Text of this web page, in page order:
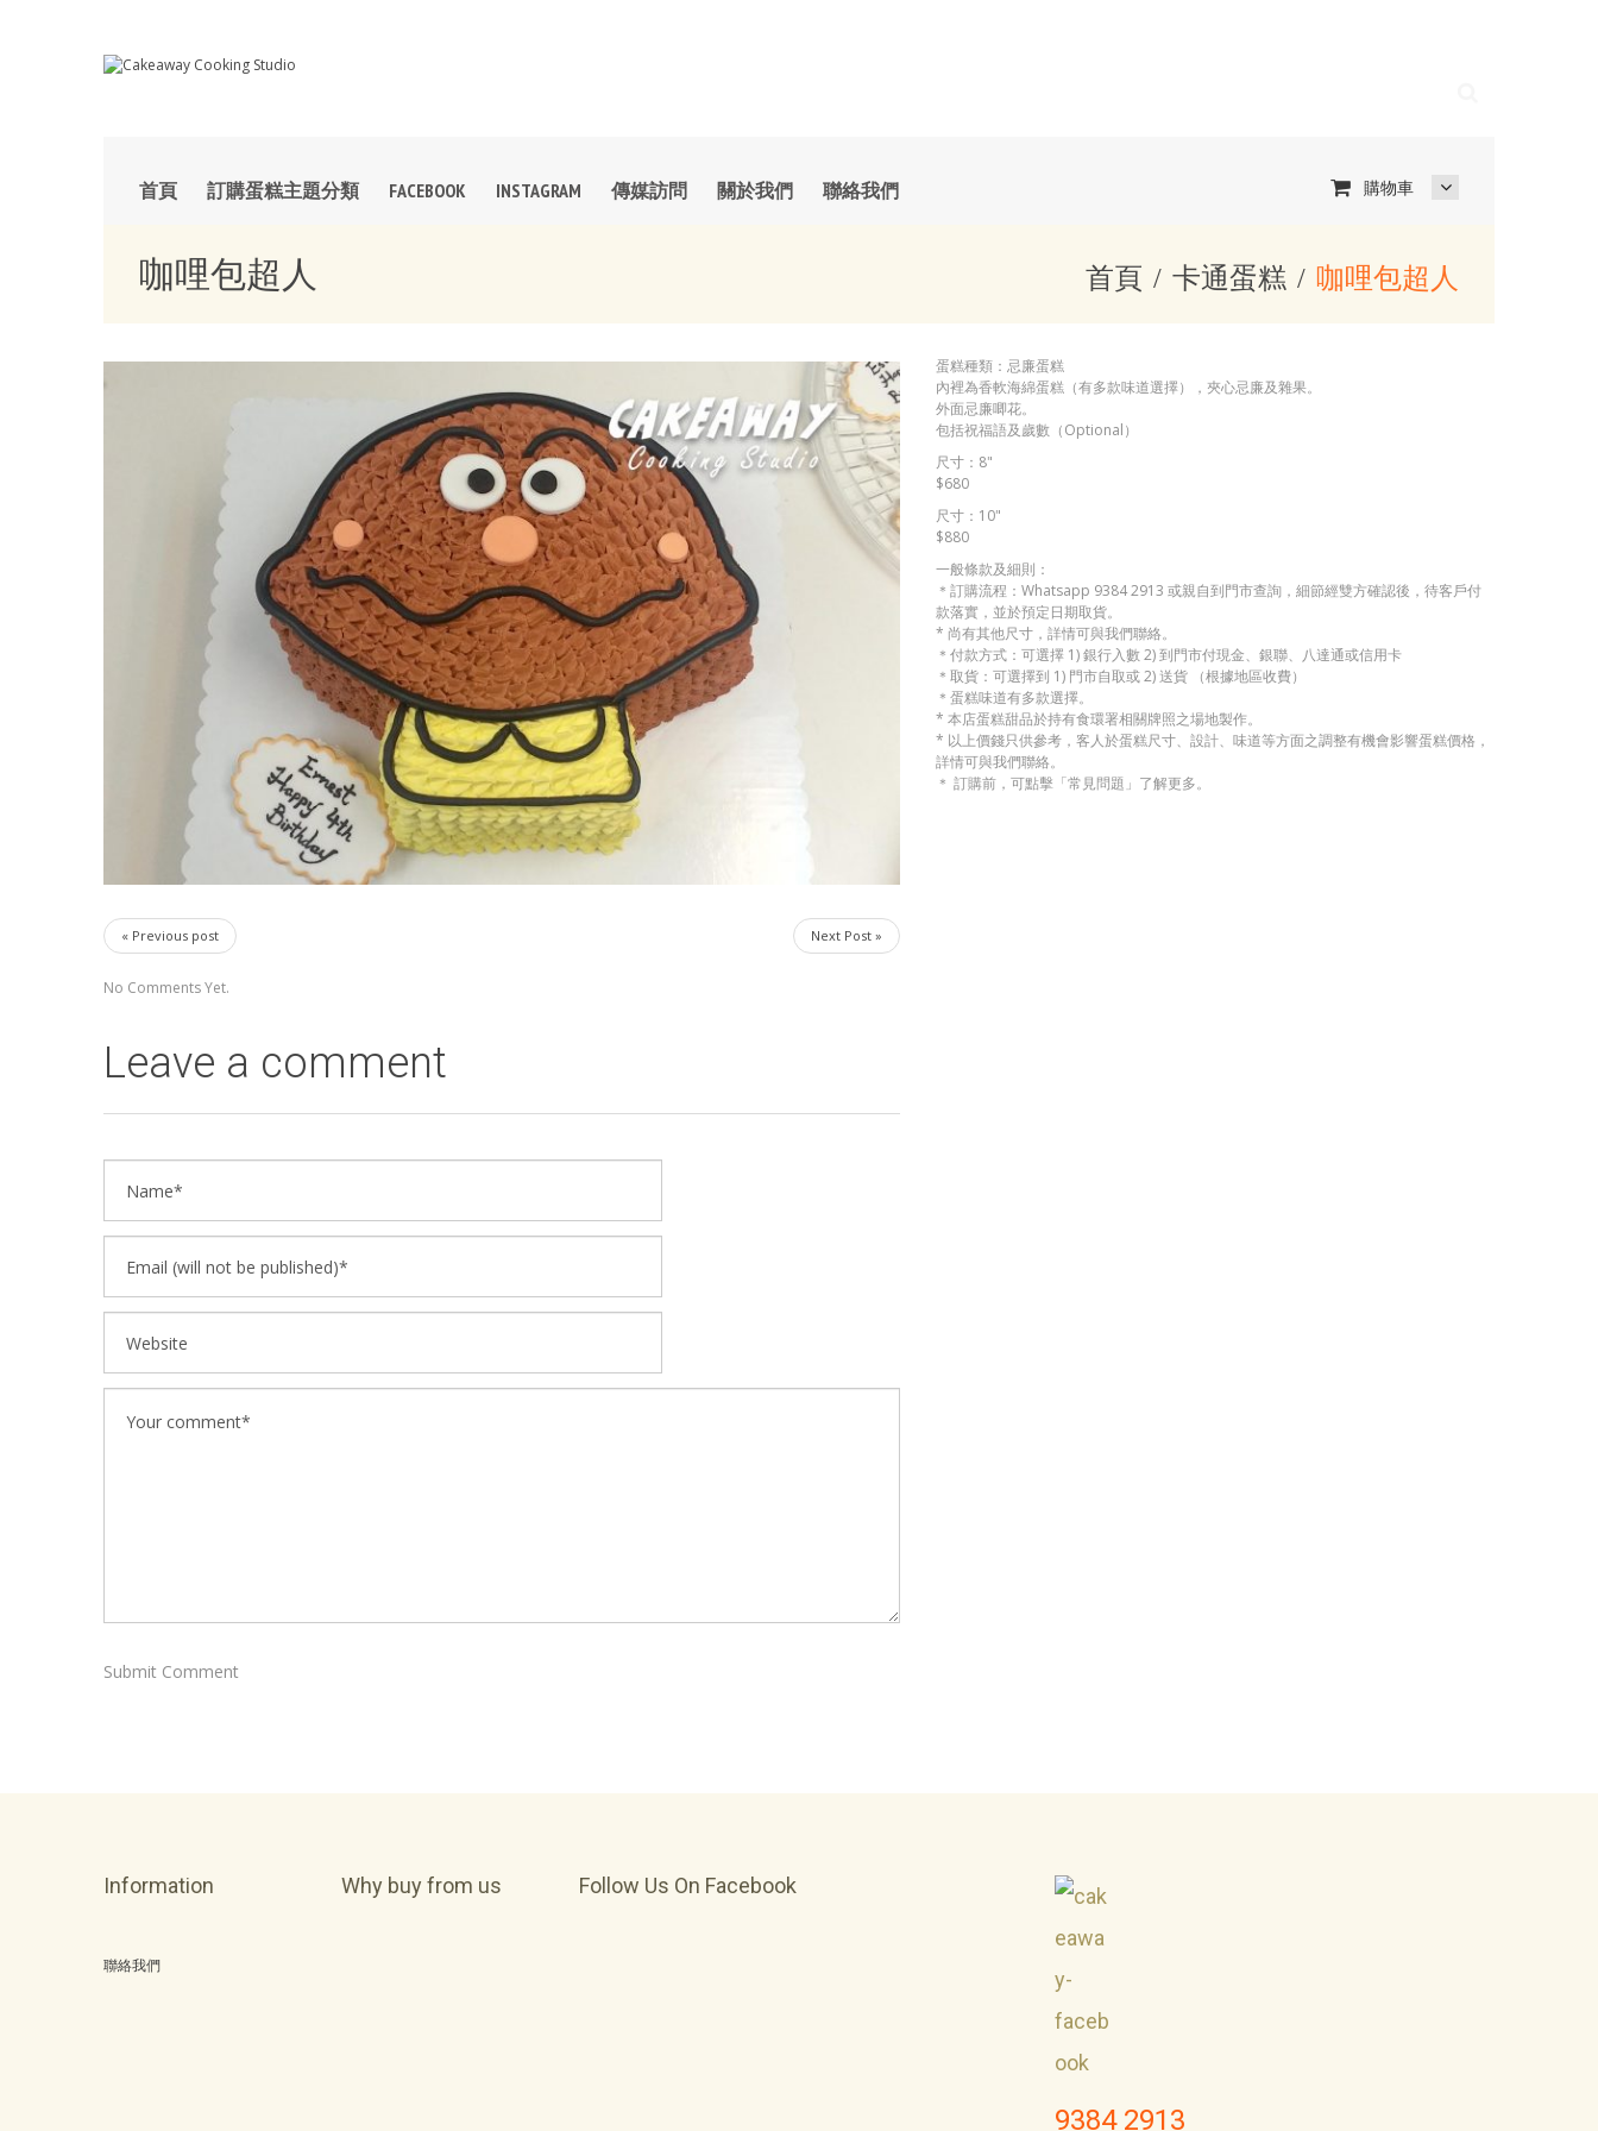
首頁 訂購蛋糕主題分類 FACEBOOK INSTAGRAM 傳媒訪問 關於我們 聯絡我們 購物車
咖哩包超人 首頁 卡通蛋糕 咖哩包超人
« Previous post Next Post »
蛋糕種類：忌廉蛋糕
內裡為香軟海綿蛋糕（有多款味道選擇），夾心忌廉及雜果。
外面忌廉唧花。
包括祝福語及歲數（Optional）
尺寸：8"
$680
尺寸：10"
$880
一般條款及細則：
＊訂購流程：Whatsapp 9384 2913 或親自到門市查詢，細節經雙方確認後，待客戶付
款落實，並於預定日期取貨。
* 尚有其他尺寸，詳情可與我們聯絡。
＊付款方式：可選擇 1) 銀行入數 2) 到門市付現金、銀聯、八達通或信用卡
＊取貨：可選擇到 1) 門市自取或 2) 送貨 （根據地區收費）
＊蛋糕味道有多款選擇。
* 本店蛋糕甜品於持有食環署相關牌照之場地製作。
* 以上價錢只供參考，客人於蛋糕尺寸、設計、味道等方面之調整有機會影響蛋糕價格，
詳情可與我們聯絡。
＊ 訂購前，可點擊「常見問題」了解更多。
No Comments Yet.
Leave a comment
Information
聯絡我們
Why buy from us Follow Us On Facebook
9384 2913